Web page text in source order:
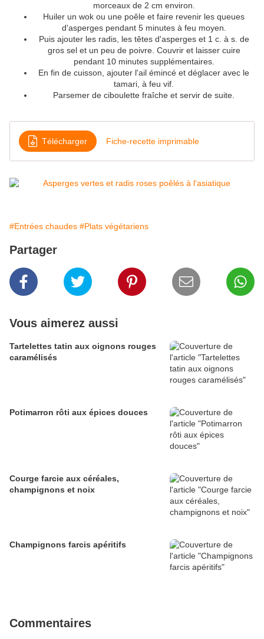
morceaux de 2 cm environ.
Huiler un wok ou une poêle et faire revenir les queues
d'asperges pendant 5 minutes à feu moyen.
Puis ajouter les radis, les têtes d'asperges et 1 c. à s. de
gros sel et un peu de poivre. Couvrir et laisser cuire
pendant 10 minutes supplémentaires.
En fin de cuisson, ajouter l'ail émincé et déglacer avec le
tamari, à feu vif.
Parsemer de ciboulette fraîche et servir de suite.
Télécharger Fiche-recette imprimable
#Entrées chaudes #Plats végétariens
Partager
Vous aimerez aussi
Tartelettes tatin aux oignons rouges
caramélisés
Potimarron rôti aux épices douces
Courge farcie aux céréales,
champignons et noix
Champignons farcis apéritifs
Commentaires